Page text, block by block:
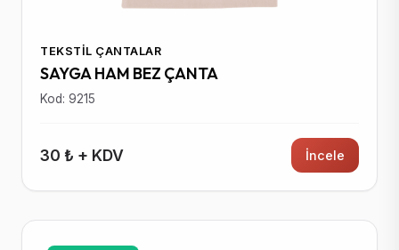
TEKSTIL ÇANTALAR
SAYGA HAM BEZ ÇANTA
Kod: 9215
30 ₺ + KDV İncele